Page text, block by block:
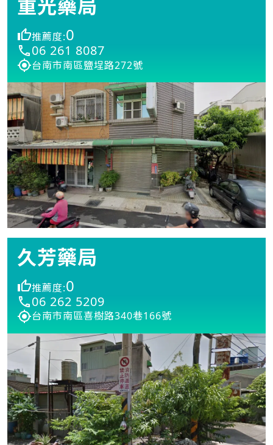
重光藥局
推薦度:0
06 261 8087
台南市南區鹽埕路272號
久芳藥局
推薦度:0
06 262 5209
台南市南區喜樹路340巷166號